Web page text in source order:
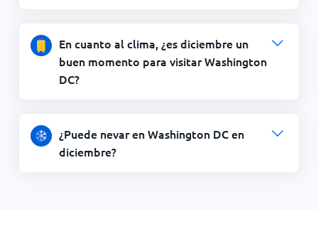
En cuanto al clima, ¿es diciembre un
buen momento para visitar Washington
DC?
¿Puede nevar en Washington DC en
diciembre?